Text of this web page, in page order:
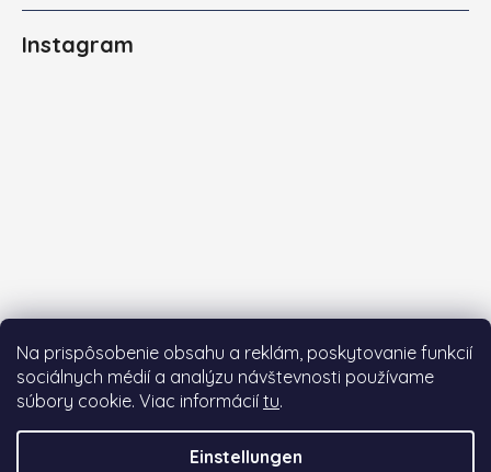
Na prispôsobenie obsahu a reklám, poskytovanie funkcií
sociálnych médií a analýzu návštevnosti používame
súbory cookie. Viac informácií tu.
Einstellungen
Instagram